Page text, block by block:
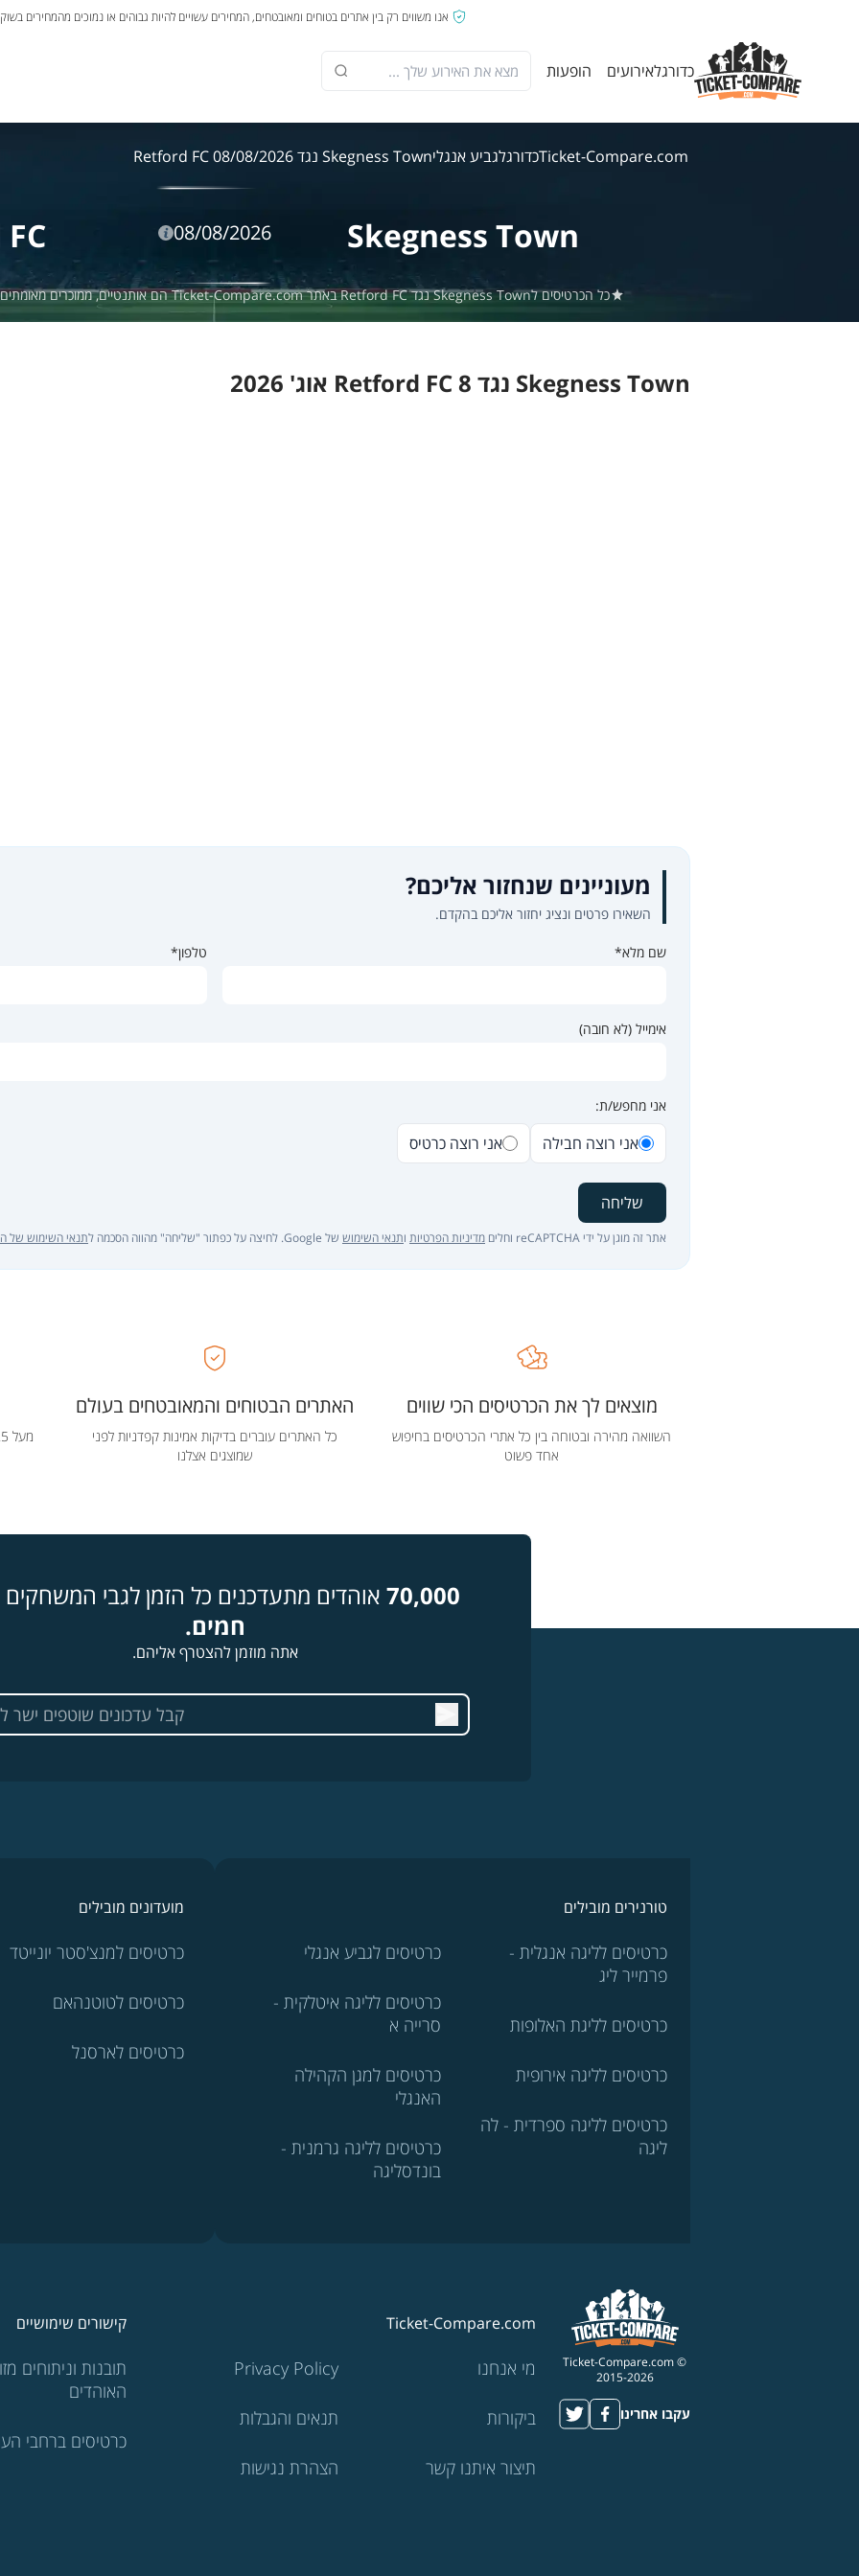
אנו משווים רק בין אתרים בטוחים ומאובטחים, המחירים עשויים להיות גבוהים או נמוכים מהמחירים
כדורגלאירועים הופעות
Ticket-Compare.comכדורגלגביע אנגליSkegness Town נגד Retford FC 08/08/2026
Skegness Town
08/08/2026
כל הכרטיסים לSkegness Town נגד Retford FC באתר Ticket-Compare.com הם אותנטיים, ממוכרים מאומתים מראש שמספקים אחריות של 100%.
Skegness Town נגד Retford FC 8 אוג' 2026
מעוניינים שנחזור אליכם?
השאירו פרטים ונציג יחזור אליכם בהקדם.
שם מלא* טלפון*
אימייל (לא חובה)
אני מחפש/ת:
אני רוצה חבילה אני רוצה כרטיס
שליחה
אתר זה מוגן על ידי reCAPTCHA וחלים מדיניות הפרטיות ותנאי השימוש של Google. לחיצה על כפתור "שליחה" מהווה הסכמה ל תנאי השימוש של
האתרים הבטוחים והמאובטחים בעולם
כל האתרים עוברים בדיקות אמינות קפדניות לפני
שמוצגים אצלנו
מוצאים לך את הכרטיסים הכי שווים
השוואה מהירה ובטוחה בין כל אתרי הכרטיסים בחיפוש
אחד פשוט
70,000 אוהדים מתעדכנים כל הזמן לגבי המשחקים
חמים.
אתה מוזמן להצטרף אליהם.
טורנירים מובילים
כרטיסים לליגה אנגלית -
פרמייר ליג
כרטיסים לליגת האלופות
כרטיסים לליגה אירופית
כרטיסים לליגה ספרדית - לה
ליגה
כרטיסים לגביע אנגלי
כרטיסים לליגה איטלקית -
סרייה א
כרטיסים למגן הקהילה
האנגלי
כרטיסים לליגה גרמנית -
בונדסליגה
מועדונים מובילים
כרטיסים למנצ'סטר יונייטד
כרטיסים לטוטנהאם
כרטיסים לארסנל
© Ticket-Compare.com
2015-2026
עקבו אחרינו
Ticket-Compare.com
מי אנחנו
ביקורות
תיצור איתנו קשר
Privacy Policy
תנאים והגבלות
הצהרת נגישות
קישורים שימושיים
תובנות וניתוחים
האוהדים
כרטיסים ברחבי